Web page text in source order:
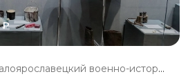
₽
Малоярославецкий военно-истори...